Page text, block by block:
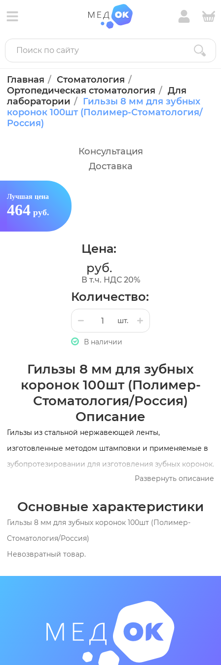
Главная
Стоматология
Ортопедическая стоматология
Для
лаборатории
Гильзы 8 мм для зубных
коронок 100шт (Полимер-Стоматология/
Россия)
Гильзы 8 мм для зубных
коронок 100шт (Полимер-
Стоматология/Россия)
Описание
Гильзы из стальной нержавеющей ленты,
изготовленные методом штамповки и применяемые в
зубопротезировании для изготовления зубных коронок.
Развернуть описание
Основные характеристики
Гильзы 8 мм для зубных коронок 100шт (Полимер-
Стоматология/Россия)
Невозвратный товар.
Лучшая цена
464 руб.
Цена:
руб.
В т.ч. НДС 20%
Количество:
шт.
В наличии
Консультация
Доставка